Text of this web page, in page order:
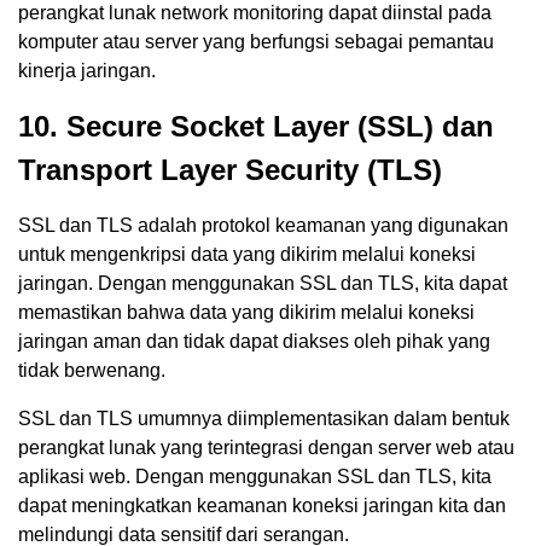
perangkat lunak network monitoring dapat diinstal pada
komputer atau server yang berfungsi sebagai pemantau
kinerja jaringan.
10. Secure Socket Layer (SSL) dan
Transport Layer Security (TLS)
SSL dan TLS adalah protokol keamanan yang digunakan
untuk mengenkripsi data yang dikirim melalui koneksi
jaringan. Dengan menggunakan SSL dan TLS, kita dapat
memastikan bahwa data yang dikirim melalui koneksi
jaringan aman dan tidak dapat diakses oleh pihak yang
tidak berwenang.
SSL dan TLS umumnya diimplementasikan dalam bentuk
perangkat lunak yang terintegrasi dengan server web atau
aplikasi web. Dengan menggunakan SSL dan TLS, kita
dapat meningkatkan keamanan koneksi jaringan kita dan
melindungi data sensitif dari serangan.